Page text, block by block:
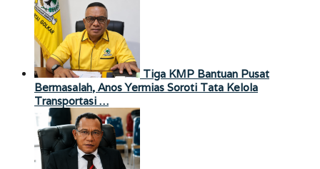
Tiga KMP Bantuan Pusat
Bermasalah, Anos Yermias Soroti Tata Kelola
Transportasi …